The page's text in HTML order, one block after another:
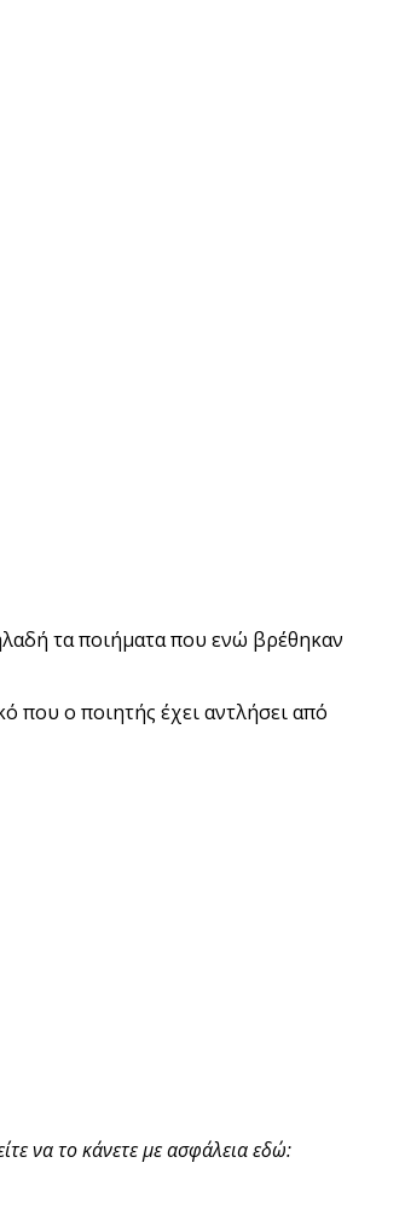
τα ποιήματα που ενώ βρέθηκαν
που ο ποιητής έχει αντλήσει από
να το κάνετε με ασφάλεια εδώ: